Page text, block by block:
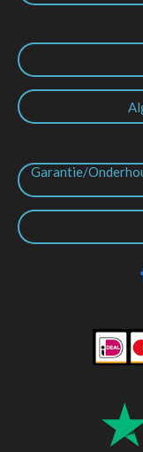
Garantie/